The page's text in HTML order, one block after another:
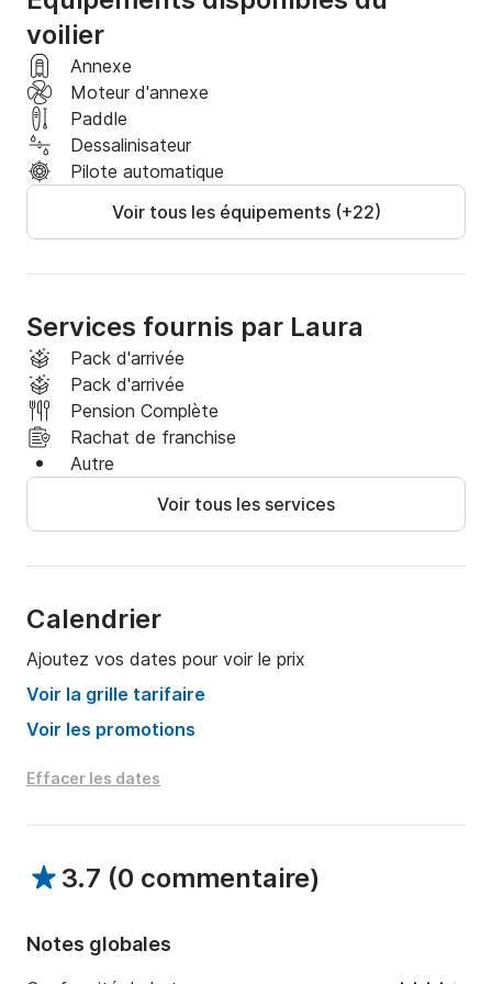
voilier
Annexe
Moteur d'annexe
Paddle
Dessalinisateur
Pilote automatique
Voir tous les équipements (+22)
Services fournis par Laura
Pack d'arrivée
Pack d'arrivée
Pension Complète
Rachat de franchise
Autre
Voir tous les services
Calendrier
Ajoutez vos dates pour voir le prix
Voir la grille tarifaire
Voir les promotions
Effacer les dates
3.7 (0 commentaire)
Notes globales